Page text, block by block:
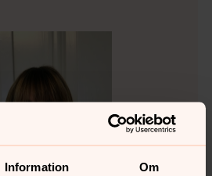
Information Om